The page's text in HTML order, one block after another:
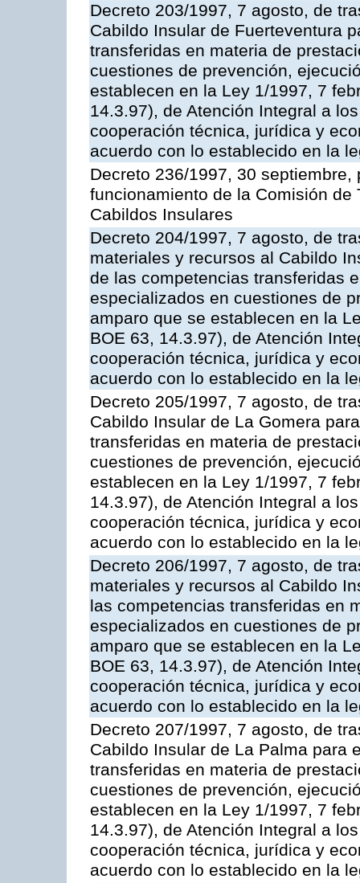
Decreto 203/1997, 7 agosto, de
Cabildo Insular de Fuerteventura
transferidas en materia de
cuestiones de prevención,
establecen en la Ley 1/1997, 7
14.3.97), de Atención Integral a
cooperación técnica, jurídica y
acuerdo con lo establecido en la
Decreto 236/1997, 30
funcionamiento de la Comisión
Cabildos Insulares
Decreto 204/1997, 7 agosto, de
materiales y recursos al Cabildo
de las competencias transferidas
especializados en cuestiones de
amparo que se establecen en la
BOE 63, 14.3.97), de Atención
cooperación técnica, jurídica y
acuerdo con lo establecido en la
Decreto 205/1997, 7 agosto, de
Cabildo Insular de La Gomera
transferidas en materia de
cuestiones de prevención,
establecen en la Ley 1/1997, 7
14.3.97), de Atención Integral a
cooperación técnica, jurídica y
acuerdo con lo establecido en la
Decreto 206/1997, 7 agosto, de
materiales y recursos al Cabildo
las competencias transferidas en
especializados en cuestiones de
amparo que se establecen en la
BOE 63, 14.3.97), de Atención
cooperación técnica, jurídica y
acuerdo con lo establecido en la
Decreto 207/1997, 7 agosto, de
Cabildo Insular de La Palma para
transferidas en materia de
cuestiones de prevención,
establecen en la Ley 1/1997, 7
14.3.97), de Atención Integral a
cooperación técnica, jurídica y
acuerdo con lo establecido en la